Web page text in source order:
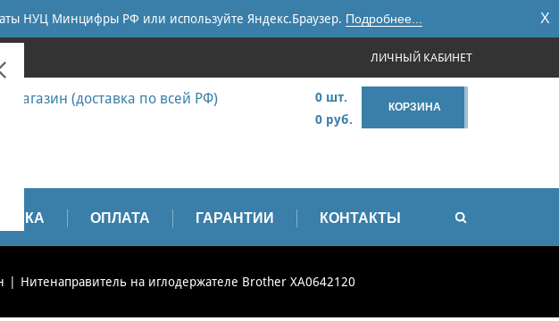
НУЦ Минцифры РФ или используйте Яндекс.Браузер. Подробнее... X
ЛИЧНЫЙ КАБИНЕТ
магазин (доставка по всей РФ)
КОРЗИНА
0 шт.
0 руб.
ОПЛАТА ГАРАНТИИ КОНТАКТЫ
Нитенаправитель на иглодержателе Brother XA0642120